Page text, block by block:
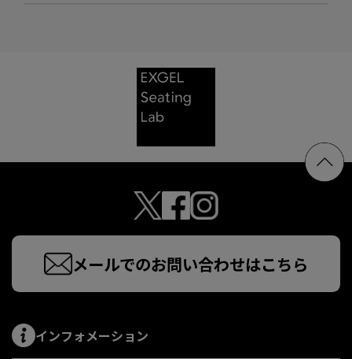
メールでのお問い合わせはこちら
インフォメーション